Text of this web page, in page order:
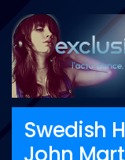
Swedish